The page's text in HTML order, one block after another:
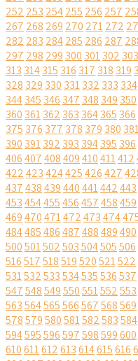
252 253 254255 256 257
267 268 269 270 271272
282 283 284285 286 287
297 298 299 300 301302 303
313 314315 316 317 318 319
328 329 330 331332 333 334
344345 346 347 348 349 350
360 361362 363 364365 366
375 376 377 378 379 380
390 391392 393 394395 396
406407408409410411412
422423424425426427
437438439440441442443
453454455456457458459
469470471472473474
484485486487488489490
500501502503504505506
516517518519520521522
531532533534535536537
547548549550551552553
563564565566567568569
578579580581582583584
594595596597598599600
610611612613614615616